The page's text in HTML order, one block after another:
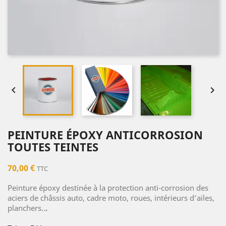
 
PEINTURE ÉPOXY ANTICORROSION
TOUTES TEINTES
70,00 € TTC
Peinture époxy destinée à la protection anti-corrosion des
aciers de châssis auto, cadre moto, roues, intérieurs d’ailes,
planchers...